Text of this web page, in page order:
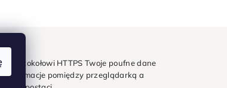
protokołowi HTTPS Twoje poufne dane
informacje pomiędzy przeglądarką a